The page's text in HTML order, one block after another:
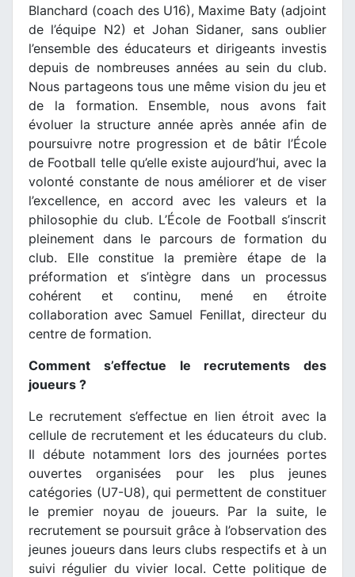
Blanchard (coach des U16), Maxime Baty (adjoint
de l’équipe N2) et Johan Sidaner, sans oublier
l’ensemble des éducateurs et dirigeants investis
depuis de nombreuses années au sein du club.
Nous partageons tous une même vision du jeu et
de la formation. Ensemble, nous avons fait
évoluer la structure année après année afin de
poursuivre notre progression et de bâtir l’École
de Football telle qu’elle existe aujourd’hui, avec la
volonté constante de nous améliorer et de viser
l’excellence, en accord avec les valeurs et la
philosophie du club. L’École de Football s’inscrit
pleinement dans le parcours de formation du
club. Elle constitue la première étape de la
préformation et s’intègre dans un processus
cohérent et continu, mené en étroite
collaboration avec Samuel Fenillat, directeur du
centre de formation.
Comment s’effectue le recrutements des
joueurs ?
Le recrutement s’effectue en lien étroit avec la
cellule de recrutement et les éducateurs du club.
Il débute notamment lors des journées portes
ouvertes organisées pour les plus jeunes
catégories (U7-U8), qui permettent de constituer
le premier noyau de joueurs. Par la suite, le
recrutement se poursuit grâce à l’observation des
jeunes joueurs dans leurs clubs respectifs et à un
suivi régulier du vivier local. Cette politique de